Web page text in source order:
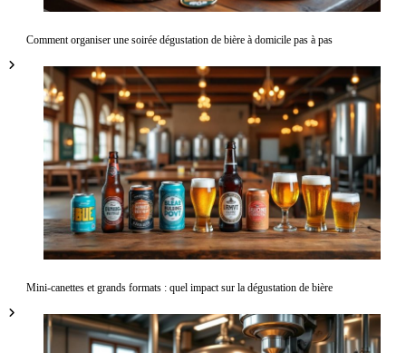
Comment organiser une soirée dégustation de bière à domicile pas à pas
Mini-canettes et grands formats : quel impact sur la dégustation de bière